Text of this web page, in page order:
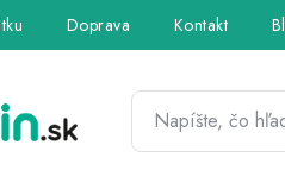
Doprava Kontakt